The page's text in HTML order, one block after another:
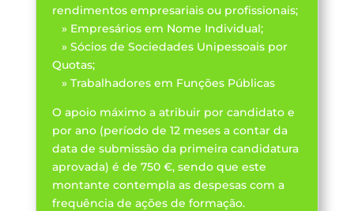
rendimentos empresariais ou profissionais;
» Empresários em Nome Individual;
» Sócios de Sociedades Unipessoais por
Quotas;
» Trabalhadores em Funções Públicas
O apoio máximo a atribuir por candidato e
por ano (período de 12 meses a contar da
data de submissão da primeira candidatura
aprovada) é de 750 €, sendo que este
montante contempla as despesas com a
frequência de ações de formação.